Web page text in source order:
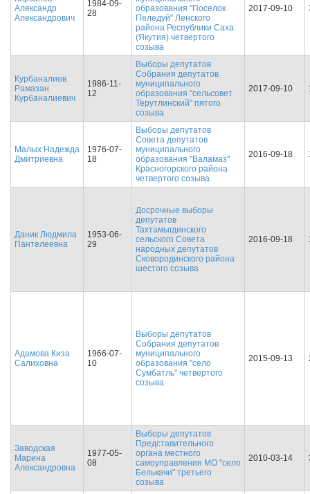
Александр
Александрович
1984-09-
28
образования "Поселок
Пеледуй" Ленского
района Республики Саха
(Якутия) четвертого
созыва
2017-09-10
Курбаналиев
Рамазан
Курбаналиевич
1986-11-
12
Выборы депутатов
Собрания депутатов
муниципального
образования "сельсовет
Терутлинский" пятого
созыва
2017-09-10
Малых Надежда
Дмитриевна
1976-07-
18
Выборы депутатов
Совета депутатов
муниципального
образования "Валамаз"
Красногорского района
четвертого созыва
2016-09-18
Даник Людмила
Пантелеевна
1953-06-
29
Досрочные выборы
депутатов
Тахтамыгдинского
сельского Совета
народных депутатов
Сковородинского района
шестого созыва
2016-09-18
Адамова Киза
Салиховна
1966-07-
10
Выборы депутатов
Собрания депутатов
муниципального
образования "село
Сумбатль" четвертого
созыва
2015-09-13
Заводская
Марина
Александровна
1977-05-
08
Выборы депутатов
Представительного
органа местного
самоуправления МО "село
Белькачи" третьего
созыва
2010-03-14